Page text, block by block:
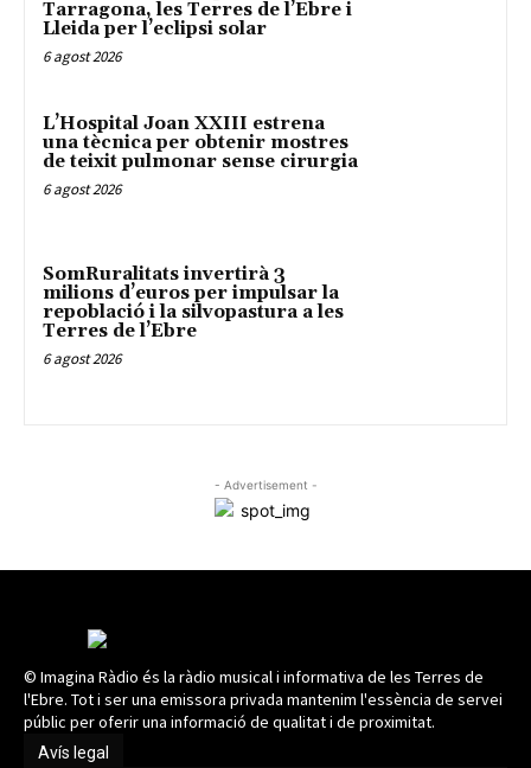
Tarragona, les Terres de l’Ebre i
Lleida per l’eclipsi solar
6 agost 2026
L’Hospital Joan XXIII estrena
una tècnica per obtenir mostres
de teixit pulmonar sense cirurgia
6 agost 2026
SomRuralitats invertirà 3
milions d’euros per impulsar la
repoblació i la silvopastura a les
Terres de l’Ebre
6 agost 2026
- Advertisement -
© Imagina Ràdio és la ràdio musical i informativa de les Terres de
l'Ebre. Tot i ser una emissora privada mantenim l'essència de servei
públic per oferir una informació de qualitat i de proximitat.
Avís legal